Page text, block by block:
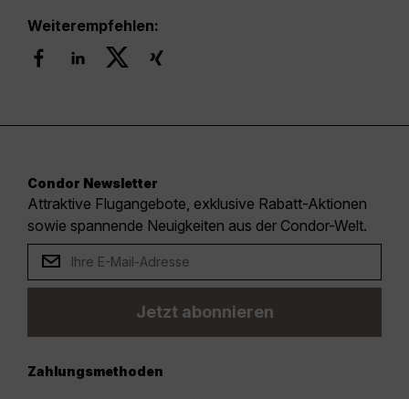
Weiterempfehlen:
Condor Newsletter
Attraktive Flugangebote, exklusive Rabatt-Aktionen
sowie spannende Neuigkeiten aus der Condor-Welt.
Jetzt abonnieren
Zahlungsmethoden